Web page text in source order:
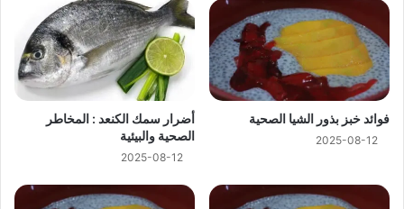
فوائد خبز بذور الشيا الصحية
2025-08-12
أضرار سمك الكنعد : المخاطر
الصحية والبيئية
2025-08-12